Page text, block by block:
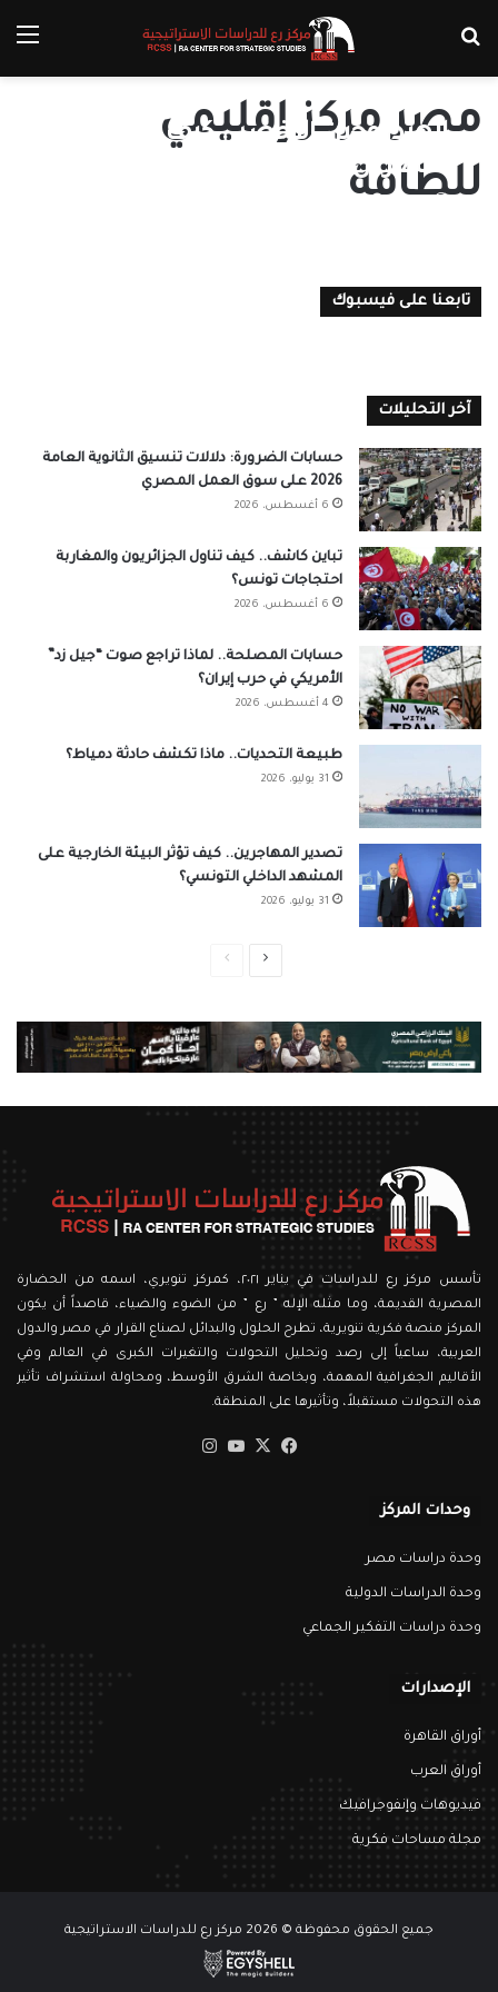
مصر مركز إقليمي
للطاقة
الهيدروجين الأخضر.. كيف يمكن
لمصر أن تعزز مكانتها كمركز إقليمي
للطاقة؟
تابعنا على فيسبوك
آخر التحليلات
حسابات الضرورة: دلالات تنسيق الثانوية العامة
2026 على سوق العمل المصري
6 أغسطس، 2026
تباين كاشف.. كيف تناول الجزائريون والمغاربة
احتجاجات تونس؟
6 أغسطس، 2026
حسابات المصلحة.. لماذا تراجع صوت “جيل زد”
الأمريكي في حرب إيران؟
4 أغسطس، 2026
طبيعة التحديات.. ماذا تكشف حادثة دمياط؟
31 يوليو، 2026
تصدير المهاجرين.. كيف تؤثر البيئة الخارجية على
المشهد الداخلي التونسي؟
31 يوليو، 2026
الصفحةالصفحة
تأسس مركز رع للدراسات في يناير ٢٠٢١، كمركز تنويري، اسمه من الحضارة
المصرية القديمة، وما مثله الإله ” رع ” من الضوء والضياء، قاصداً أن يكون
المركز منصة فكرية تنويرية، تطرح الحلول والبدائل لصناع القرار في مصر والدول
العربية، ساعياً إلى رصد وتحليل التحولات والتغيرات الكبرى في العالم وفي
الأقاليم الجغرافية المهمة، وبخاصة الشرق الأوسط، ومحاولة استشراف تأثير
هذه التحولات مستقبلاً، وتأثيرها على المنطقة.
فيسبوك
‫X
‫YouTube
وحدات المركز
وحدة دراسات مصر
وحدة الدراسات الدولية
وحدة دراسات التفكير الجماعي
الإصدارات
أوراق القاهرة
أوراق العرب
فيديوهات وإنفوجرافيك
مجلة مساحات فكرية
جميع الحقوق محفوظة © 2026 مركز رع للدراسات الاستراتيجية